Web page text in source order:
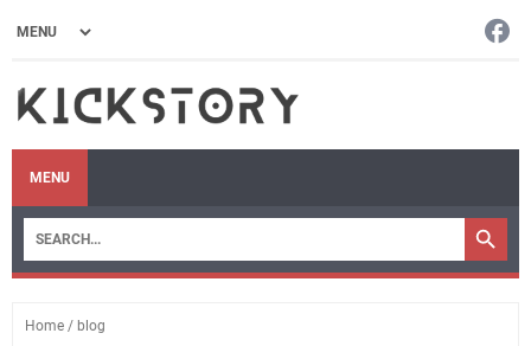
MENU
Home / blog